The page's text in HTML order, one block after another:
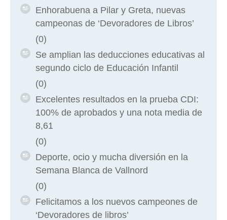
Enhorabuena a Pilar y Greta, nuevas
campeonas de ‘Devoradores de Libros’
(0)
Se amplian las deducciones educativas al
segundo ciclo de Educación Infantil
(0)
Excelentes resultados en la prueba CDI:
100% de aprobados y una nota media de
8,61
(0)
Deporte, ocio y mucha diversión en la
Semana Blanca de Vallnord
(0)
Felicitamos a los nuevos campeones de
‘Devoradores de libros’